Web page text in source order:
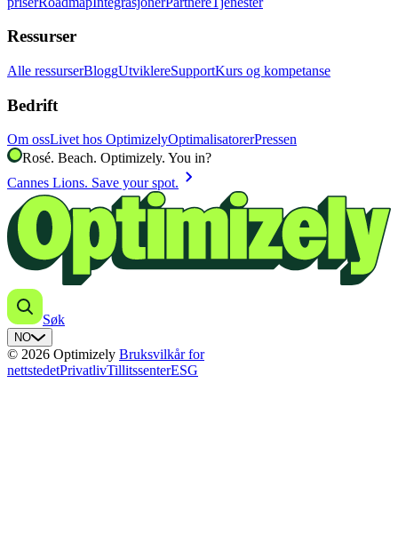
Ressurser
Alle ressurserBloggUtviklereSupportKurs og kompetanse
Bedrift
Om ossLivet hos OptimizelyOptimalisatorerPressen
Rosé. Beach. Optimizely. You in?
Cannes Lions. Save your spot. chevron_right
Søk
NO
© 2026 Optimizely Bruksvilkår for
nettstedetPrivatlivTillitssenterESG